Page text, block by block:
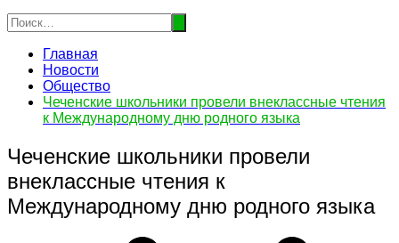
Главная
Новости
Общество
Чеченские школьники провели внеклассные чтения
к Международному дню родного языка
Чеченские школьники провели
внеклассные чтения к
Международному дню родного языка